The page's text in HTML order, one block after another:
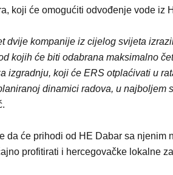
koji će omogućiti odvođenje vode iz
dvije kompanije iz cijelog svijeta
kojih će biti odabrana maksimalno
izgradnju, koji će ERS otplaćivati u
dinamici radova, u najboljem
da će prihodi od HE Dabar sa njenim
profitirati i hercegovačke lokalne